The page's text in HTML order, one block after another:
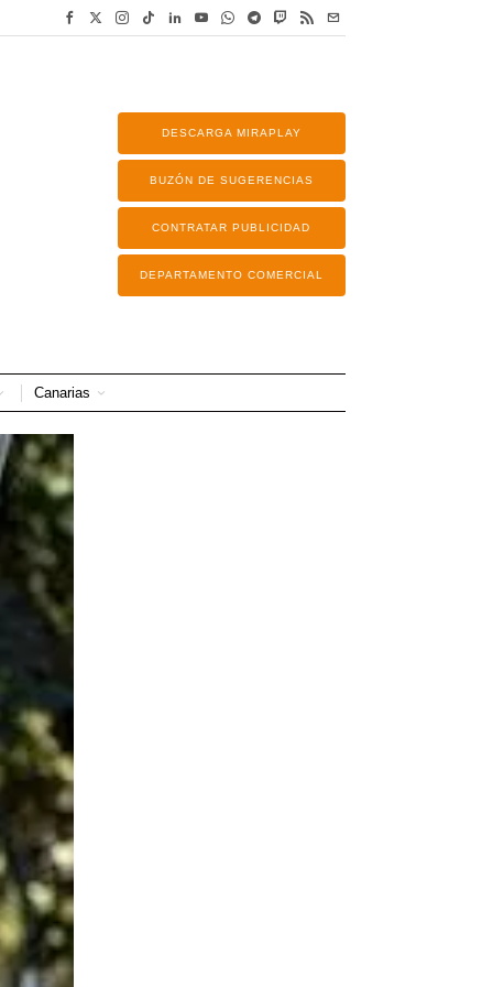
DESCARGA MIRAPLAY
BUZÓN DE SUGERENCIAS
CONTRATAR PUBLICIDAD
DEPARTAMENTO COMERCIAL
Canarias